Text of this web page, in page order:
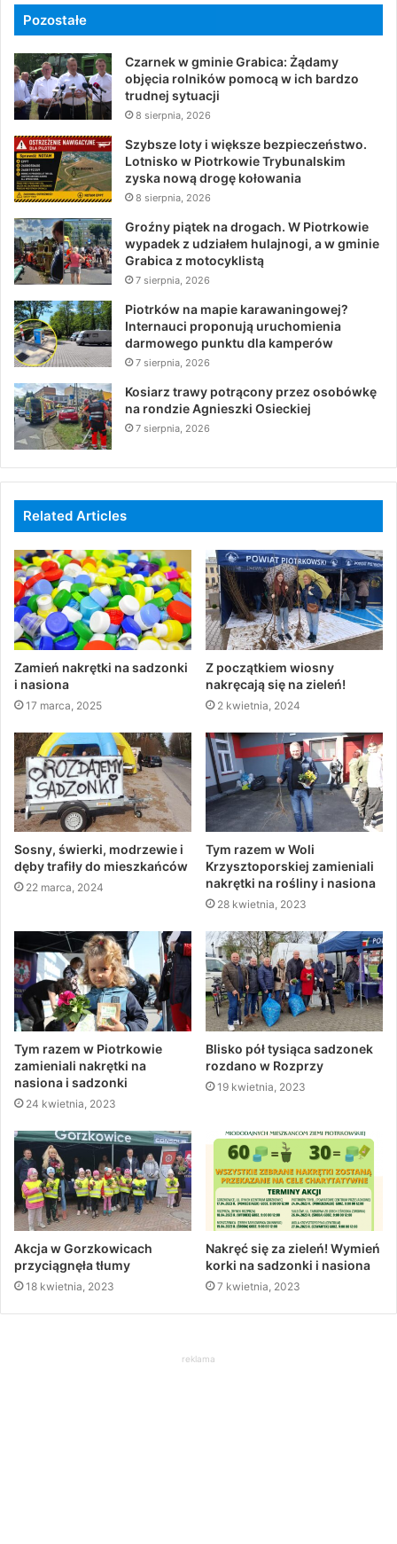
Pozostałe
Czarnek w gminie Grabica: Żądamy
objęcia rolników pomocą w ich bardzo
trudnej sytuacji
8 sierpnia, 2026
Szybsze loty i większe bezpieczeństwo.
Lotnisko w Piotrkowie Trybunalskim
zyska nową drogę kołowania
8 sierpnia, 2026
Groźny piątek na drogach. W Piotrkowie
wypadek z udziałem hulajnogi, a w gminie
Grabica z motocyklistą
7 sierpnia, 2026
Piotrków na mapie karawaningowej?
Internauci proponują uruchomienia
darmowego punktu dla kamperów
7 sierpnia, 2026
Kosiarz trawy potrącony przez osobówkę
na rondzie Agnieszki Osieckiej
7 sierpnia, 2026
Related Articles
Zamień nakrętki na sadzonki
i nasiona
17 marca, 2025
Z początkiem wiosny
nakręcają się na zieleń!
2 kwietnia, 2024
Sosny, świerki, modrzewie i
dęby trafiły do mieszkańców
22 marca, 2024
Tym razem w Woli
Krzysztoporskiej zamieniali
nakrętki na rośliny i nasiona
28 kwietnia, 2023
Tym razem w Piotrkowie
zamieniali nakrętki na
nasiona i sadzonki
24 kwietnia, 2023
Blisko pół tysiąca sadzonek
rozdano w Rozprzy
19 kwietnia, 2023
Akcja w Gorzkowicach
przyciągnęła tłumy
18 kwietnia, 2023
Nakręć się za zieleń! Wymień
korki na sadzonki i nasiona
7 kwietnia, 2023
reklama